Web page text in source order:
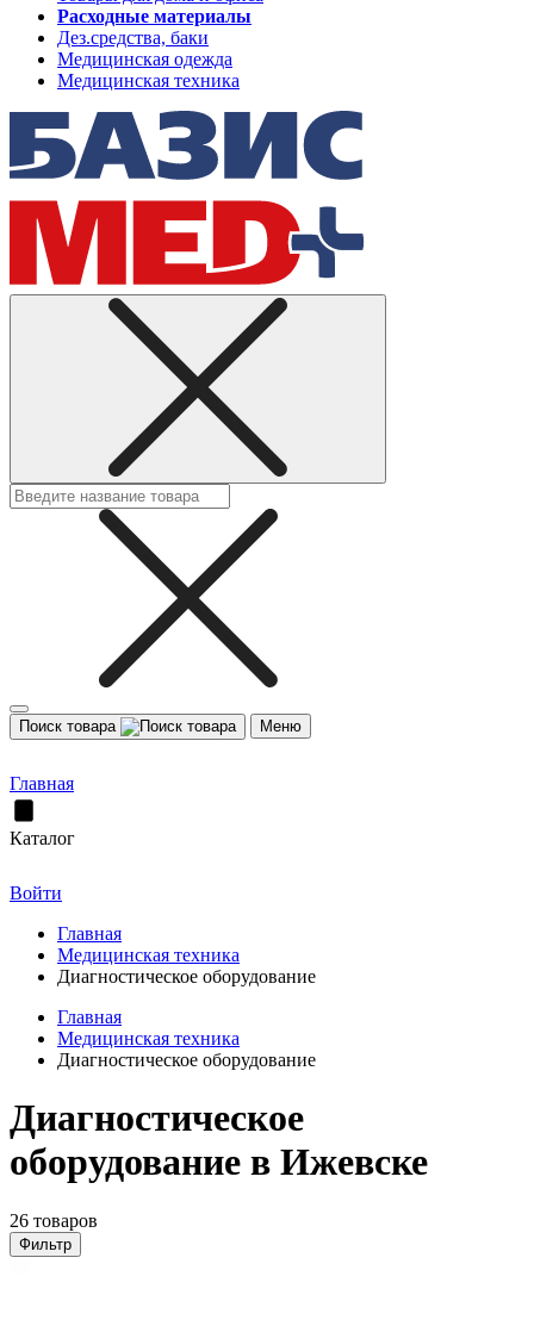
Расходные материалы
Дез.средства, баки
Медицинская одежда
Медицинская техника
Поиск товара Меню
Главная
Каталог
Войти
Главная
Медицинская техника
Диагностическое оборудование
Главная
Медицинская техника
Диагностическое оборудование
Диагностическое
оборудование в Ижевске
26 товаров
Фильтр